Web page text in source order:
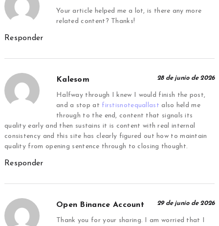
Your article helped me a lot, is there any more
related content? Thanks!
Responder
Kalesom 28 de junio de 2026
Halfway through I knew I would finish the post,
and a stop at firstisnotequallast also held me
through to the end, content that signals its
quality early and then sustains it is content with real internal
consistency and this site has clearly figured out how to maintain
quality from opening sentence through to closing thought.
Responder
Open Binance Account 29 de junio de 2026
Thank you for your sharing. I am worried that I